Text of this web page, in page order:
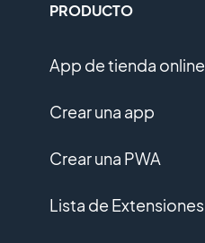
PRODUCTO
App de tienda online
Crear una app
Crear una PWA
Lista de Extensiones